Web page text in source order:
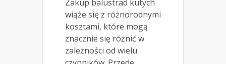
Zakup balustrad kutych
wiąże się z różnorodnymi
kosztami, które mogą
znacznie się różnić w
zależności od wielu